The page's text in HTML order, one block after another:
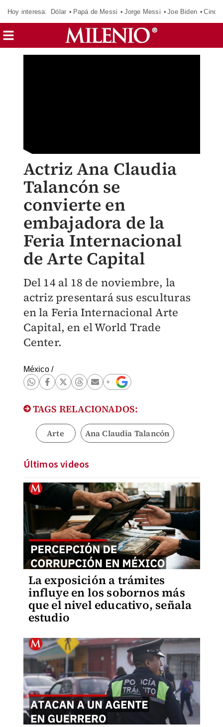
Hoy interesa: Dólar Papá de Messi Jorge Messi Joe Biden
Actriz Ana Claudia
Talancón se
convierte en
embajadora de la
Feria Internacional
de Arte Capital
Del 14 al 18 de noviembre, la
actriz presentará sus esculturas
en la Feria Internacional Arte
Capital, en el World Trade
Center.
México/
TAGS RELACIONADOS:
Arte Ana Claudia Talancón
Últimos videos
La exposición a trámites
influye en los sobornos más
que el nivel educativo, señala
estudio